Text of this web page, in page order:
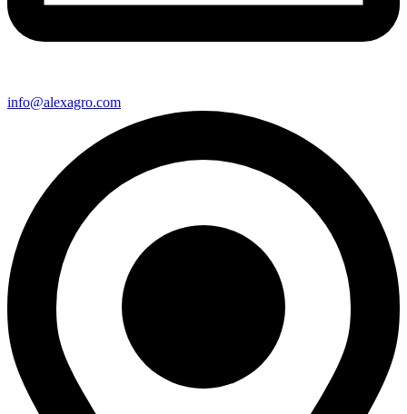
info@alexagro.com